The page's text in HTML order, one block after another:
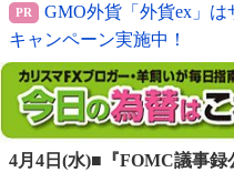
GMO外貨「外貨ex」
キャンペーン実施中！
4月4日(水)■『FOMC議事